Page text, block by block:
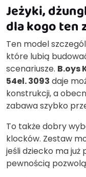
Jeżyki,
dla kogo ten
Ten model
które lubią
scenariusze. B.oys
54el. 3093 daje
konstrukcji, a
zabawa szybko
To także dobry
klocków. Zestaw
jeśli dziecko ma
pewnością